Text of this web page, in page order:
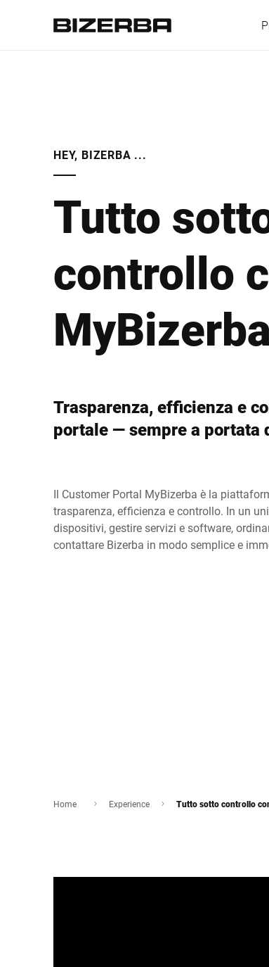
America
Australia
Africa
HEY, BIZERBA ...
Tutto
controllo
Trasparenza, efficienza e
portale — sempre a portata
Il Customer Portal MyBizerba è la
trasparenza, efficienza e controllo. In un
dispositivi, gestire servizi e software,
contattare Bizerba in modo semplice e
Home Experience Tutto sotto controllo